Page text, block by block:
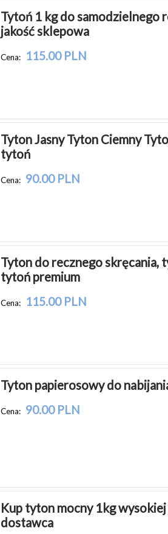
Tytoń 1 kg do samodzielnego
jakość sklepowa
Cena: 115.00 PLN
Tyton Jasny Tyton Ciemny
tytoń
Cena: 90.00 PLN
Tyton do recznego skręcania,
tytoń premium
Cena: 115.00 PLN
Tyton papierosowy do
Cena: 90.00 PLN
Kup tyton mocny 1kg wysokiej
dostawca